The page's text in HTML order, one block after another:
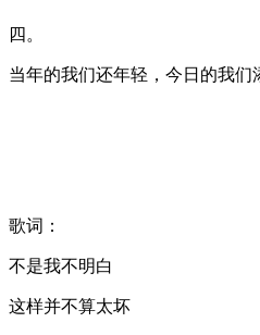
四。
当年的我们还年轻，今日的我们
歌词：
不是我不明白
这样并不算太坏